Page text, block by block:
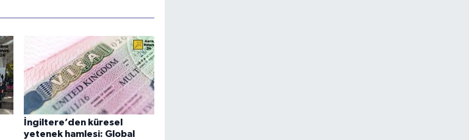
İngiltere’den küresel
yetenek hamlesi: Global